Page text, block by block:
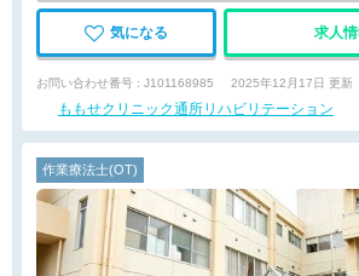
気になる 求人
お問い合わせ番号 : J101168985 2025年12月17日 更新
ももせクリニック通所リハビリテーション
作業療法士(OT)